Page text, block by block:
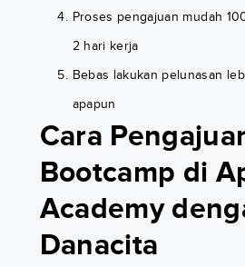
Proses pengajuan mudah
2 hari kerja
Bebas lakukan pelunasan
apapun
Cara
Bootcamp di
Academy
Danacita